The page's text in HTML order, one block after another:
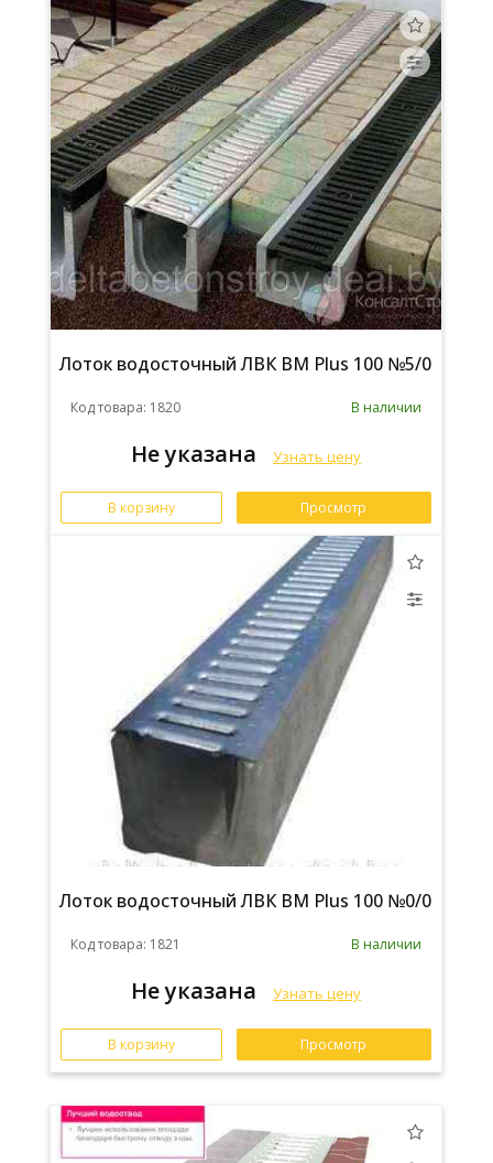
Лоток водосточный ЛВК ВМ Plus 100 №5/0
Код товара: 1820 В наличии
Не указана Узнать цену
В корзину Просмотр
Лоток водосточный ЛВК ВМ Plus 100 №0/0
Код товара: 1821 В наличии
Не указана Узнать цену
В корзину Просмотр